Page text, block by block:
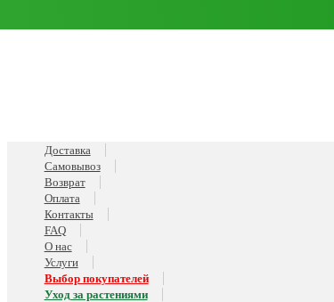
Доставка
Самовывоз
Возврат
Оплата
Контакты
FAQ
О нас
Услуги
Выбор покупателей
Уход за растениями